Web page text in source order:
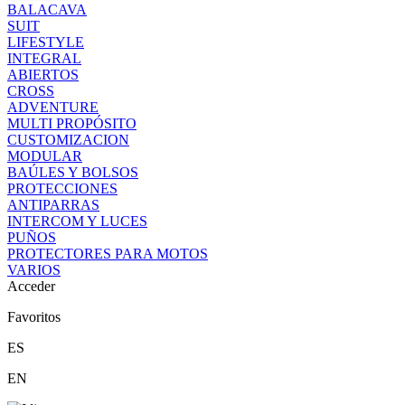
BALACAVA
SUIT
LIFESTYLE
INTEGRAL
ABIERTOS
CROSS
ADVENTURE
MULTI PROPÓSITO
CUSTOMIZACION
MODULAR
BAÚLES Y BOLSOS
PROTECCIONES
ANTIPARRAS
INTERCOM Y LUCES
PUÑOS
PROTECTORES PARA MOTOS
VARIOS
Acceder
Favoritos
ES
EN